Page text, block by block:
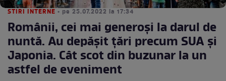
STIRI INTERNE • pe 25.07.2022 la 17:34
Românii, cei mai generoși la darul de
nuntă. Au depășit țări precum SUA și
Japonia. Cât scot din buzunar la un
astfel de eveniment